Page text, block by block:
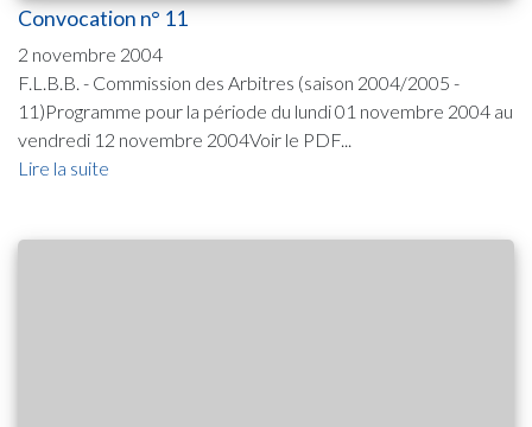
Convocation n° 11
2 novembre 2004
F.L.B.B. - Commission des Arbitres (saison 2004/2005 -
11)Programme pour la période du lundi 01 novembre 2004 au
vendredi 12 novembre 2004Voir le PDF...
Lire la suite